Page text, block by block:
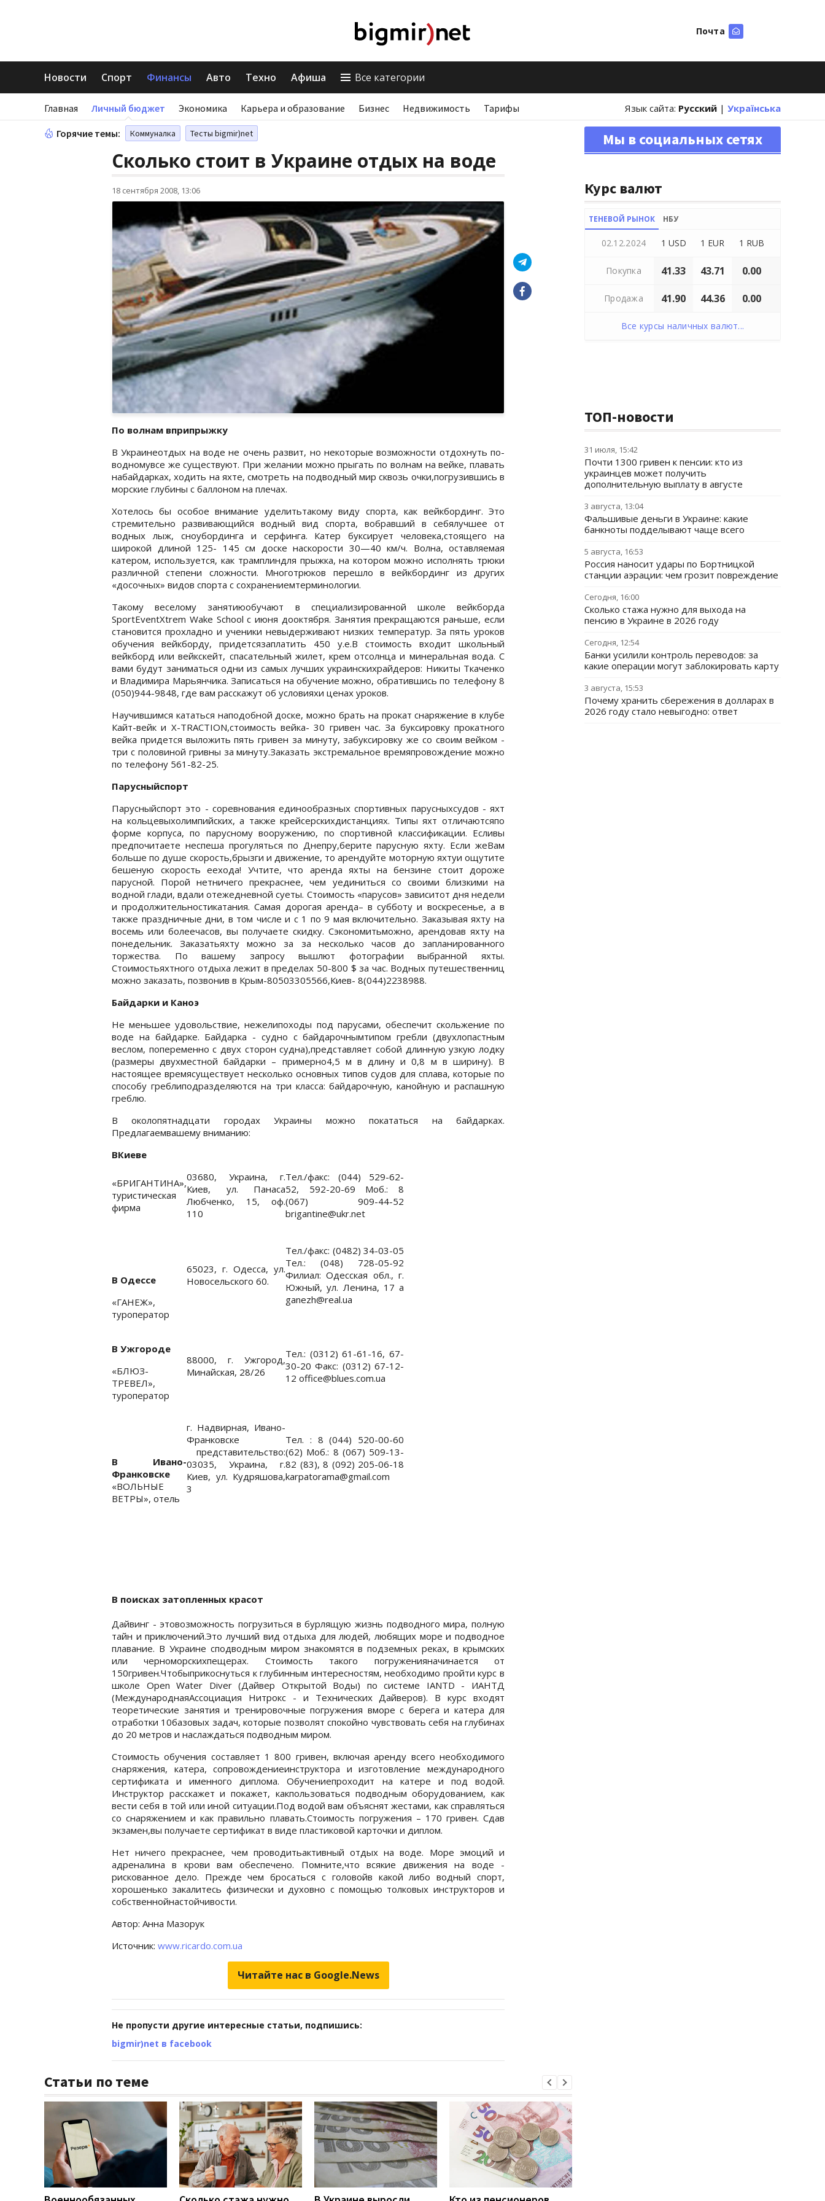
Почта
Новости Спорт Финансы Авто Техно Афиша Все категории
Главная Личный бюджет Экономика Карьера и образование Бизнес Недвижимость Тарифы Язык сайта: Русский | Українська
Горячие темы: Коммуналка Тесты bigmir)net
Сколько стоит в Украине отдых на воде
18 сентября 2008, 13:06
По волнам вприпрыжку
В Украинеотдых на воде не очень развит, но некоторые возможности отдохнуть по-
водномувсе же существуют. При желании можно прыгать по волнам на вейке, плавать
набайдарках, ходить на яхте, смотреть на подводный мир сквозь очки,погрузившись в
морские глубины с баллоном на плечах.
Хотелось бы особое внимание уделитьтакому виду спорта, как вейкбординг. Это
стремительно развивающийся водный вид спорта, вобравший в себялучшее от
водных лыж, сноубординга и серфинга. Катер буксирует человека,стоящего на
широкой длиной 125- 145 см доске наскорости 30—40 км/ч. Волна, оставляемая
катером, используется, как трамплиндля прыжка, на котором можно исполнять трюки
различной степени сложности. Многотрюков перешло в вейкбординг из других
«досочных» видов спорта с сохранениемтерминологии.
Такому веселому занятиюобучают в специализированной школе вейкборда
SportEventXtrem Wake School с июня дооктября. Занятия прекращаются раньше, если
становится прохладно и ученики невыдерживают низких температур. За пять уроков
обучения вейкборду, придетсязаплатить 450 у.е.В стоимость входит школьный
вейкборд или вейкскейт, спасательный жилет, крем отсолнца и минеральная вода. С
вами будут заниматься одни из самых лучших украинскихрайдеров: Никиты Ткаченко
и Владимира Марьянчика. Записаться на обучение можно, обратившись по телефону 8
(050)944-9848, где вам расскажут об условияхи ценах уроков.
Научившимся кататься наподобной доске, можно брать на прокат снаряжение в клубе
Кайт-вейк и X-TRACTION,стоимость вейка- 30 гривен час. За буксировку прокатного
вейка придется выложить пять гривен за минуту, забуксировку же со своим вейком -
три с половиной гривны за минуту.Заказать экстремальное времяпровождение можно
по телефону 561-82-25.
Парусныйспорт
Парусныйспорт это - соревнования единообразных спортивных парусныхсудов - яхт
на кольцевыхолимпийских, а также крейсерскихдистанциях. Типы яхт отличаютсяпо
форме корпуса, по парусному вооружению, по спортивной классификации. Есливы
предпочитаете неспеша прогуляться по Днепру,берите парусную яхту. Если жеВам
больше по душе скорость,брызги и движение, то арендуйте моторную яхтуи ощутите
бешеную скорость еехода! Учтите, что аренда яхты на бензине стоит дороже
парусной. Порой нетничего прекраснее, чем уединиться со своими близкими на
водной глади, вдали отежедневной суеты. Стоимость «парусов» зависитот дня недели
и продолжительностикатания. Самая дорогая аренда– в субботу и воскресенье, а в
также праздничные дни, в том числе и с 1 по 9 мая включительно. Заказывая яхту на
восемь или болеечасов, вы получаете скидку. Сэкономитьможно, арендовав яхту на
понедельник. Заказатьяхту можно за за несколько часов до запланированного
торжества. По вашему запросу вышлют фотографии выбранной яхты.
Стоимостьяхтного отдыха лежит в пределах 50-800 $ за час. Водных путешественниц
можно заказать, позвонив в Крым-80503305566,Киев- 8(044)2238988.
Байдарки и Каноэ
Не меньшее удовольствие, нежелипоходы под парусами, обеспечит скольжение по
воде на байдарке. Байдарка - судно с байдарочнымтипом гребли (двухлопастным
веслом, попеременно с двух сторон судна),представляет собой длинную узкую лодку
(размеры двухместной байдарки – примерно4,5 м в длину и 0,8 м в ширину). В
настоящее времясуществует несколько основных типов судов для сплава, которые по
способу греблиподразделяются на три класса: байдарочную, канойную и распашную
греблю.
В околопятнадцати городах Украины можно покататься на байдарках.
Предлагаемвашему вниманию:
ВКиеве
«БРИГАНТИНА»,
туристическая
фирма
03680, Украина, г.
Киев, ул. Панаса
Любченко, 15, оф.
110
Тел./факс: (044) 529-62-
52, 592-20-69 Моб.: 8
(067) 909-44-52
brigantine@ukr.net
В Одессе
«ГАНЕЖ»,
туроператор
65023, г. Одесса, ул.
Новосельского 60.
Тел./факс: (0482) 34-03-05
Тел.: (048) 728-05-92
Филиал: Одесская обл., г.
Южный, ул. Ленина, 17 а
ganezh@real.ua
В Ужгороде
«БЛЮЗ-
ТРЕВЕЛ»,
туроператор
88000, г. Ужгород,
Минайская, 28/26
Тел.: (0312) 61-61-16, 67-
30-20 Факс: (0312) 67-12-
12 office@blues.com.ua
В
Ивано-
Франковске
«ВОЛЬНЫЕ
ВЕТРЫ», отель
г. Надвирная, Ивано-
Франковске
представительство:
03035, Украина, г.
Киев, ул. Кудряшова,
3
Тел. : 8 (044) 520-00-60
(62) Моб.: 8 (067) 509-13-
82 (83), 8 (092) 205-06-18
karpatorama@gmail.com
В поисках затопленных красот
Дайвинг - этовозможность погрузиться в бурлящую жизнь подводного мира, полную
тайн и приключений.Это лучший вид отдыха для людей, любящих море и подводное
плавание. В Украине сподводным миром знакомятся в подземных реках, в крымских
или черноморскихпещерах. Стоимость такого погруженияначинается от
150гривен.Чтобыприкоснуться к глубинным интересностям, необходимо пройти курс в
школе Open Water Diver (Дайвер Открытой Воды) по системе IANTD - ИАНТД
(МеждународнаяАссоциация Нитрокс - и Технических Дайверов). В курс входят
теоретические занятия и тренировочные погружения вморе с берега и катера для
отработки 10базовых задач, которые позволят спокойно чувствовать себя на глубинах
до 20 метров и наслаждаться подводным миром.
Стоимость обучения составляет 1 800 гривен, включая аренду всего необходимого
снаряжения, катера, сопровождениеинструктора и изготовление международного
сертификата и именного диплома. Обучениепроходит на катере и под водой.
Инструктор расскажет и покажет, какпользоваться подводным оборудованием, как
вести себя в той или иной ситуации.Под водой вам объяснят жестами, как справляться
со снаряжением и как правильно плавать.Стоимость погружения – 170 гривен. Сдав
экзамен,вы получаете сертификат в виде пластиковой карточки и диплом.
Нет ничего прекраснее, чем проводитьактивный отдых на воде. Море эмоций и
адреналина в крови вам обеспечено. Помните,что всякие движения на воде -
рискованное дело. Прежде чем бросаться с головойв какой либо водный спорт,
хорошенько закалитесь физически и духовно с помощью толковых инструкторов и
собственнойнастойчивости.
Автор: Анна Мазорук
Источник: www.ricardo.com.ua
Читайте нас в Google.News
Не пропусти другие интересные статьи, подпишись:
bigmir)net в facebook
Статьи по теме
Мы в социальных сетях
Курс валют
ТЕНЕВОЙ РЫНОК НБУ
02.12.2024 1 USD 1 EUR 1 RUB
Покупка 41.33 43.71 0.00
Продажа 41.90 44.36 0.00
Все курсы наличных валют...
ТОП-новости
31 июля, 15:42
Почти 1300 гривен к пенсии: кто из
украинцев может получить
дополнительную выплату в августе
3 августа, 13:04
Фальшивые деньги в Украине: какие
банкноты подделывают чаще всего
5 августа, 16:53
Россия наносит удары по Бортницкой
станции аэрации: чем грозит повреждение
Сегодня, 16:00
Сколько стажа нужно для выхода на
пенсию в Украине в 2026 году
Сегодня, 12:54
Банки усилили контроль переводов: за
какие операции могут заблокировать карту
3 августа, 15:53
Почему хранить сбережения в долларах в
2026 году стало невыгодно: ответ